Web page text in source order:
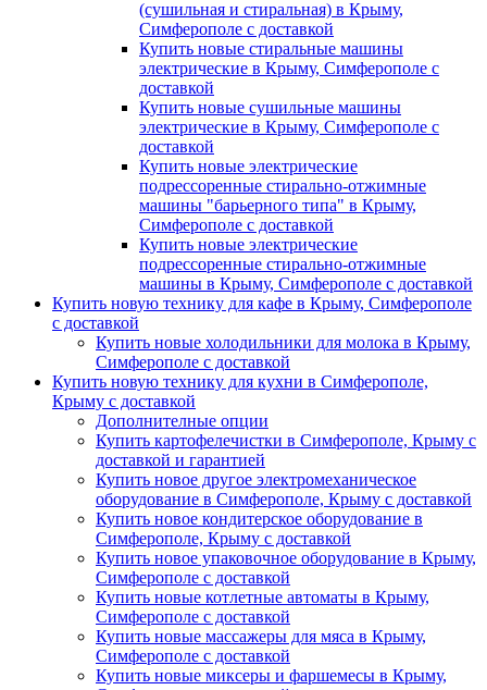
(сушильная и стиральная) в Крыму,
Симферополе с доставкой
Купить новые стиральные машины
электрические в Крыму, Симферополе с
доставкой
Купить новые сушильные машины
электрические в Крыму, Симферополе с
доставкой
Купить новые электрические
подрессоренные стирально-отжимные
машины "барьерного типа" в Крыму,
Симферополе с доставкой
Купить новые электрические
подрессоренные стирально-отжимные
машины в Крыму, Симферополе с доставкой
Купить новую технику для кафе в Крыму, Симферополе
с доставкой
Купить новые холодильники для молока в Крыму,
Симферополе с доставкой
Купить новую технику для кухни в Симферополе,
Крыму с доставкой
Дополнителные опции
Купить картофелечистки в Симферополе, Крыму с
доставкой и гарантией
Купить новое другое электромеханическое
оборудование в Симферополе, Крыму с доставкой
Купить новое кондитерское оборудование в
Симферополе, Крыму с доставкой
Купить новое упаковочное оборудование в Крыму,
Симферополе с доставкой
Купить новые котлетные автоматы в Крыму,
Симферополе с доставкой
Купить новые массажеры для мяса в Крыму,
Симферополе с доставкой
Купить новые миксеры и фаршемесы в Крыму,